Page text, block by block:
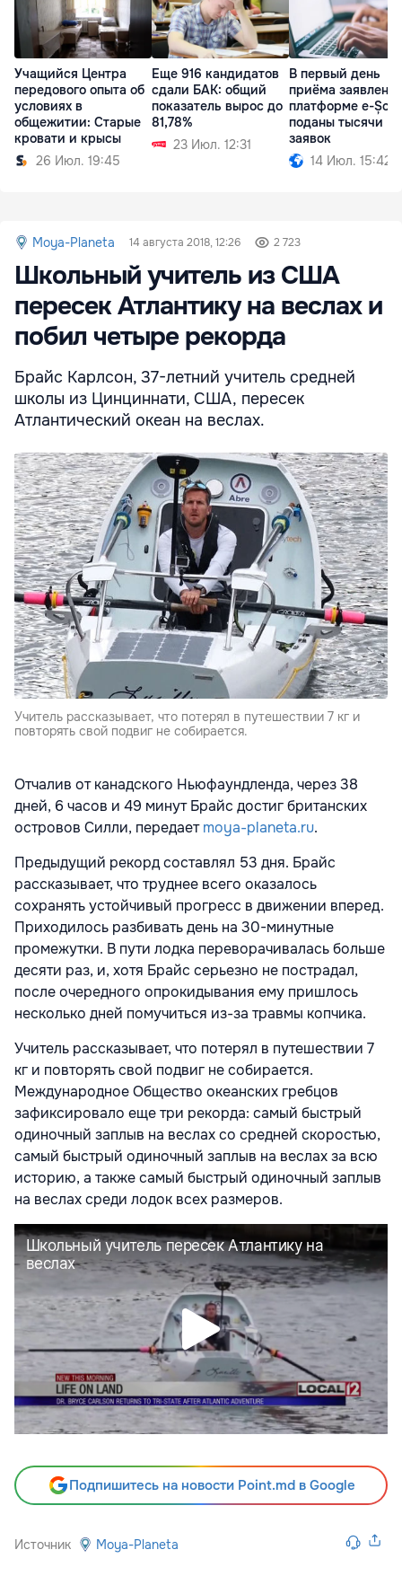
Учащийся Центра
передового опыта об
условиях в
общежитии: Старые
кровати и крысы
26 Июл. 19:45
Еще 916 кандидатов
сдали БАК: общий
показатель вырос до
81,78%
23 Июл. 12:31
В первый день
приёма
платформе e-
поданы тысячи
заявок
14 Июл. 15:42
Moya-Planeta 14 августа 2018, 12:26 2 723
Школьный учитель из США
пересек Атлантику на веслах и
побил четыре рекорда
Брайс Карлсон, 37-летний учитель средней
школы из Цинциннати, США, пересек
Атлантический океан на веслах.
Учитель рассказывает, что потерял в путешествии 7 кг и
повторять свой подвиг не собирается.
Отчалив от канадского Ньюфаундленда, через 38
дней, 6 часов и 49 минут Брайс достиг британских
островов Силли, передаетmoya-planeta.ru.
Предыдущий рекорд составлял 53 дня. Брайс
рассказывает, что труднее всего оказалось
сохранять устойчивый прогресс в движении вперед.
Приходилось разбивать день на 30-минутные
промежутки. В пути лодка переворачивалась больше
десяти раз, и, хотя Брайс серьезно не пострадал,
после очередного опрокидывания ему пришлось
несколько дней помучиться из-за травмы копчика.
Учитель рассказывает, что потерял в путешествии 7
кг и повторять свой подвиг не собирается.
Международное Общество океанских гребцов
зафиксировало еще три рекорда: самый быстрый
одиночный заплыв на веслах со средней скоростью,
самый быстрый одиночный заплыв на веслах за всю
историю, а также самый быстрый одиночный заплыв
на веслах среди лодок всех размеров.
Подпишитесь на новости Point.md в Google
Источник Moya-Planeta